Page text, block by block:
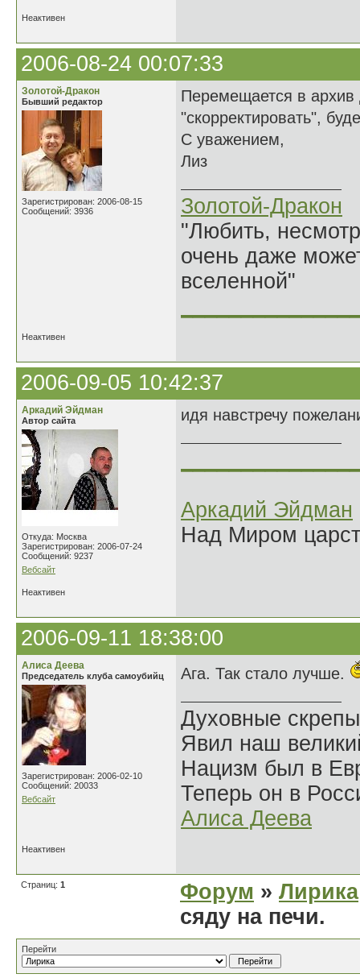
Неактивен
2006-08-24 00:07:33
Золотой-Дракон
Бывший редактор
Зарегистрирован: 2006-08-15
Сообщений: 3936
Перемещается в
"скорректировать",
С уважением,
Лиз
Золотой-Дракон
"Любить,
очень даже
вселенной"
Неактивен
2006-09-05 10:42:37
Аркадий Эйдман
Автор сайта
Откуда: Москва
Зарегистрирован: 2006-07-24
Сообщений: 9237
Вебсайт
идя навстречу
Аркадий Эйдман
Над Миром
Неактивен
2006-09-11 18:38:00
Алиса Деева
Председатель клуба самоубийц
Зарегистрирован: 2006-02-10
Сообщений: 20033
Вебсайт
Ага. Так стало лучше.
Духовные
Явил наш
Нацизм был в
Теперь он в
Алиса Деева
Неактивен
Страниц: 1 Форум » Лирика
сяду на печи.
Перейти